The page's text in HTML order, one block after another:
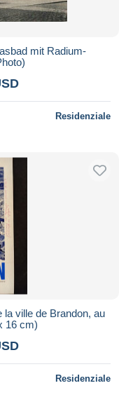
mit Radium-
Residenziale
la ville de Brandon, au
16 cm)
Residenziale